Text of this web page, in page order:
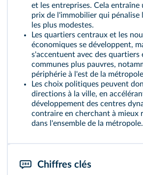
et les entreprises. Cela entraîne
prix de l'immobilier qui pénalise
les plus modestes.
Les quartiers centraux et les
économiques se développent,
s'accentuent avec des quartiers
communes plus pauvres,
périphérie à l'est de la
Les choix politiques peuvent
directions à la ville, en
développement des centres
contraire en cherchant à mieux
dans l'ensemble de la métropole.
Chiffres clés